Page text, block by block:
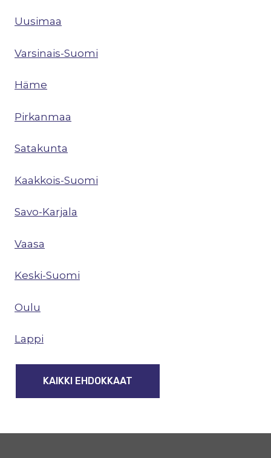
Uusimaa
Varsinais-Suomi
Häme
Pirkanmaa
Satakunta
Kaakkois-Suomi
Savo-Karjala
Vaasa
Keski-Suomi
Oulu
Lappi
KAIKKI EHDOKKAAT